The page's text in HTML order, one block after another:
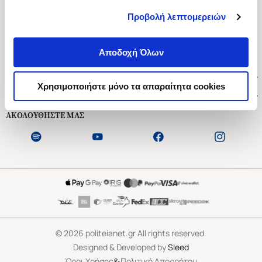
Προβολή λεπτομερειών
Αποδοχή Όλων
Χρησιμοποιήστε μόνο τα απαραίτητα cookies
Ασκληπιού 1-3, Αθήνα 106 79
Δευτέρα - Παρασκευή 09:00-21:00
Εξυπηρέτηση Πελατών
ΑΚΟΛΟΥΘΗΣΤΕ ΜΑΣ
©2026 politeianet.gr All rights reserved.
Designed & Developed bySleed